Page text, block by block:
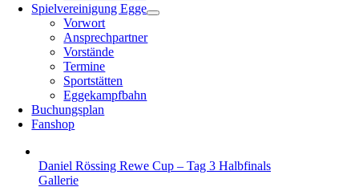
Spielvereinigung Egge
Vorwort
Ansprechpartner
Vorstände
Termine
Sportstätten
Eggekampfbahn
Buchungsplan
Fanshop
Daniel Rössing Rewe Cup – Tag 3 Halbfinals
Gallerie